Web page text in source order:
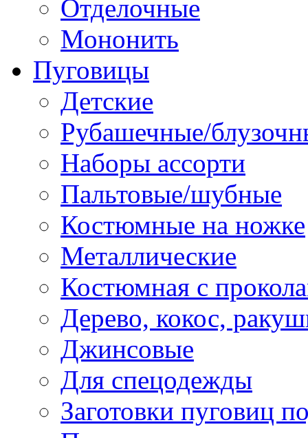
Отделочные
Мононить
Пуговицы
Детские
Рубашечные/
Наборы ассорти
Пальтовые/шубные
Костюмные на ножке
Металлические
Костюмная с
Дерево, кокос,
Джинсовые
Для спецодежды
Заготовки пуговиц